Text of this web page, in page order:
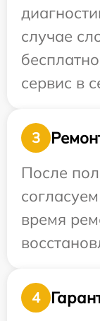
случае
сервис в
3
После
время
4